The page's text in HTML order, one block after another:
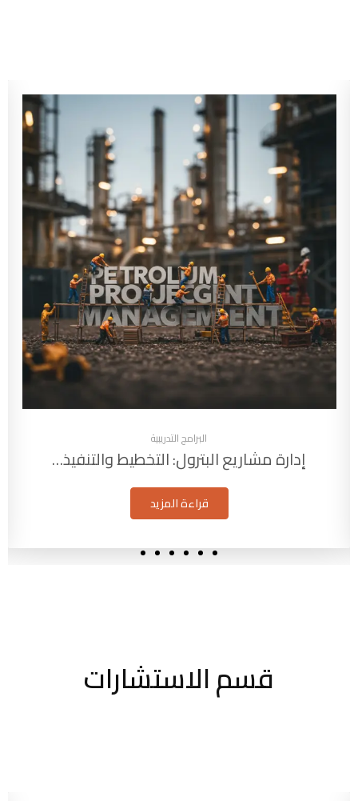
البرامج التدريبية
إدارة مشاريع البترول: التخطيط والتنفيذ…
قراءة المزيد
قسم الاستشارات